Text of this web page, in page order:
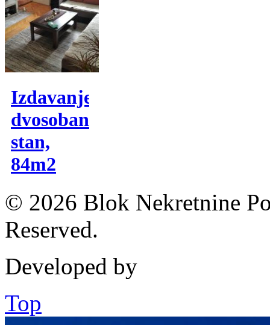
Izdavanje,
dvosoban
stan,
84m2
© 2026 Blok Nekretnine
Reserved.
Developed by
Top